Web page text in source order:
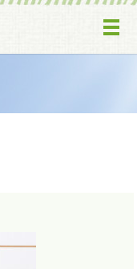
メ